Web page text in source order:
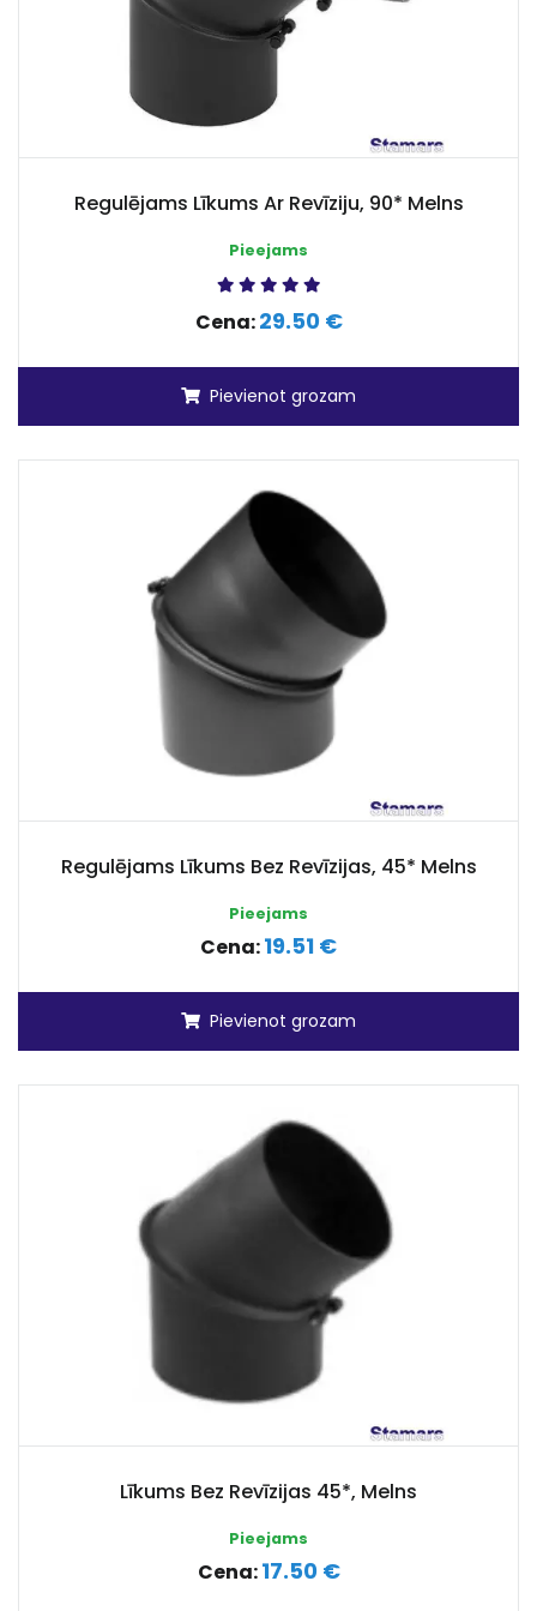
Regulējams Līkums Ar Revīziju, 90* Melns
Pieejams
Cena:29.50 €
Pievienot grozam
Regulējams Līkums Bez Revīzijas, 45* Melns
Pieejams
Cena:19.51 €
Pievienot grozam
Līkums Bez Revīzijas 45*, Melns
Pieejams
Cena:17.50 €